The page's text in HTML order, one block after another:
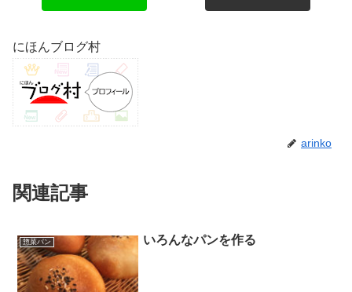
にほんブログ村
arinko
関連記事
惣菜パン いろんなパンを作る